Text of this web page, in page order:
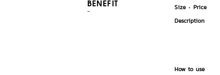
BENEFIT
- Size Price
Description
How to use